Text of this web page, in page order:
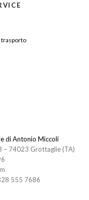
trasporto
di Antonio Miccoli
– 74023 Grottaglie (TA)
555 7686